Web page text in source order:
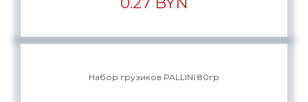
Набор грузиков PALLINI 80гр